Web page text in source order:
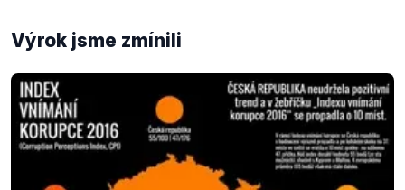
Výrok jsme zmínili